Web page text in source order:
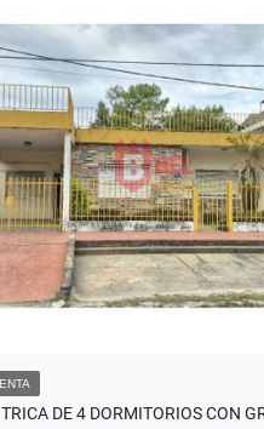
DE 4 DORMITORIOS CON